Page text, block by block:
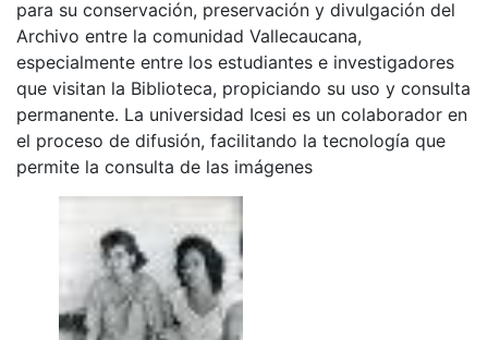
para su conservación, preservación y divulgación del
Archivo entre la comunidad Vallecaucana,
especialmente entre los estudiantes e investigadores
que visitan la Biblioteca, propiciando su uso y consulta
permanente. La universidad Icesi es un colaborador en
el proceso de difusión, facilitando la tecnología que
permite la consulta de las imágenes